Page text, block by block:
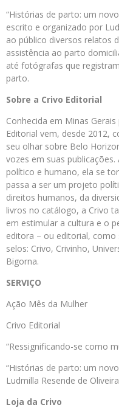
“Histórias de parto: um
escrito e organizado por
ao público diversos relatos
assistência ao parto
até fotógrafas que
parto.
Sobre a Crivo Editorial
Conhecida em Minas
Editorial vem, desde 2012,
seu olhar sobre Belo
vozes em suas
político e humano, ela se
passa a ser um projeto
direitos humanos, da
livros no catálogo, a Crivo
em estimular a cultura e o
editora – ou editorial,
selos: Crivo, Crivinho,
Bigorna.
SERVIÇO
Ação Mês da Mulher
Crivo Editorial
“Ressignificando-se como
“Histórias de parto: um
Ludmilla Resende de
Loja da Crivo